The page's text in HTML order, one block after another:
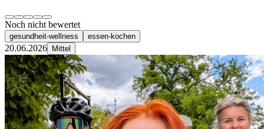
Noch nicht bewertet
gesundheit-wellness essen-kochen
20.06.2026 Mittel